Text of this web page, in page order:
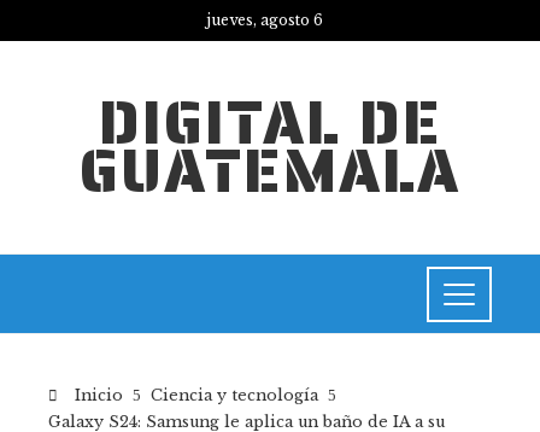
jueves, agosto 6
DIGITAL DE
GUATEMALA
Inicio
Ciencia y tecnología
Galaxy S24: Samsung le aplica un baño de IA a su